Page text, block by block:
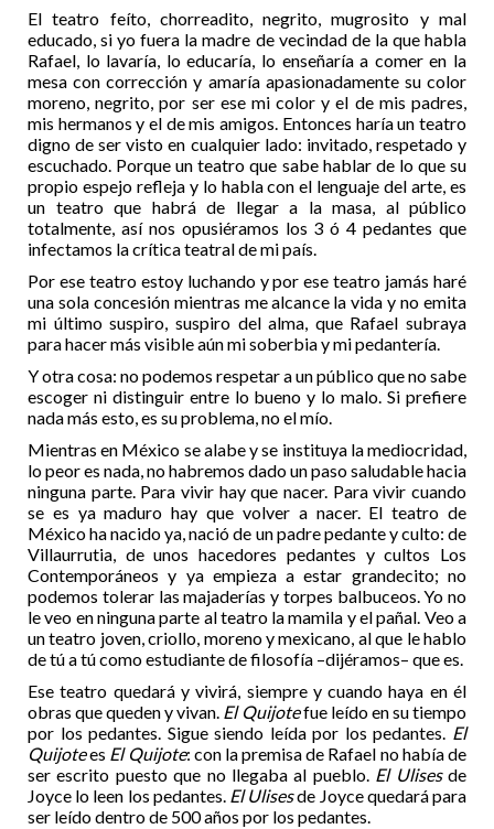
El teatro feíto, chorreadito, negrito, mugrosito y mal
educado, si yo fuera la madre de vecindad de la que habla
Rafael, lo lavaría, lo educaría, lo enseñaría a comer en la
mesa con corrección y amaría apasionadamente su color
moreno, negrito, por ser ese mi color y el de mis padres,
mis hermanos y el de mis amigos. Entonces haría un teatro
digno de ser visto en cualquier lado: invitado, respetado y
escuchado. Porque un teatro que sabe hablar de lo que su
propio espejo refleja y lo habla con el lenguaje del arte, es
un teatro que habrá de llegar a la masa, al público
totalmente, así nos opusiéramos los 3 ó 4 pedantes que
infectamos la crítica teatral de mi país.
Por ese teatro estoy luchando y por ese teatro jamás haré
una sola concesión mientras me alcance la vida y no emita
mi último suspiro, suspiro del alma, que Rafael subraya
para hacer más visible aún mi soberbia y mi pedantería.
Y otra cosa: no podemos respetar a un público que no sabe
escoger ni distinguir entre lo bueno y lo malo. Si prefiere
nada más esto, es su problema, no el mío.
Mientras en México se alabe y se instituya la mediocridad,
lo peor es nada, no habremos dado un paso saludable hacia
ninguna parte. Para vivir hay que nacer. Para vivir cuando
se es ya maduro hay que volver a nacer. El teatro de
México ha nacido ya, nació de un padre pedante y culto: de
Villaurrutia, de unos hacedores pedantes y cultos Los
Contemporáneos y ya empieza a estar grandecito; no
podemos tolerar las majaderías y torpes balbuceos. Yo no
le veo en ninguna parte al teatro la mamila y el pañal. Veo a
un teatro joven, criollo, moreno y mexicano, al que le hablo
de tú a tú como estudiante de filosofía –dijéramos– que es.
Ese teatro quedará y vivirá, siempre y cuando haya en él
obras que queden y vivan. El Quijotefue leído en su tiempo
por los pedantes. Sigue siendo leída por los pedantes. El
Quijotees El Quijote: con la premisa de Rafael no había de
ser escrito puesto que no llegaba al pueblo. El Ulisesde
Joyce lo leen los pedantes. El Ulisesde Joyce quedará para
ser leído dentro de 500 años por los pedantes.